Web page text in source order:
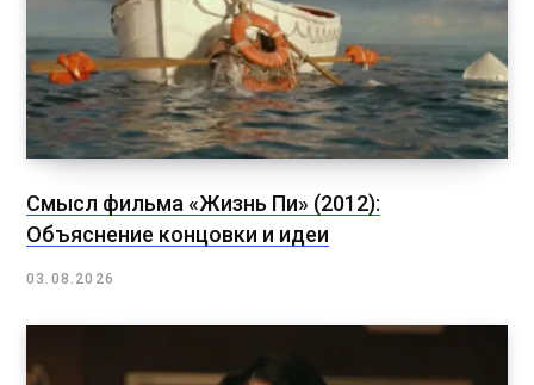
Смысл фильма «Жизнь Пи» (2012):
Объяснение концовки и идеи
03.08.2026